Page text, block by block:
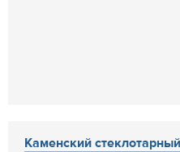
Каменский